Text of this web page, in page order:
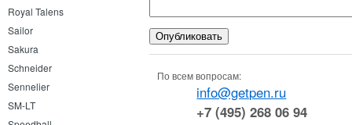
Royal Talens
Sailor
Sakura
Schneider
Sennelier
SM-LT
По всем вопросам:
info@getpen.ru
+7 (495) 268 06 94